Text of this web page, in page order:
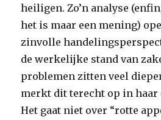
heiligen. Zo’n analyse
het is maar een mening)
zinvolle
de werkelijke stand van
problemen zitten veel
merkt dit terecht op in haar
Het gaat niet over “rotte